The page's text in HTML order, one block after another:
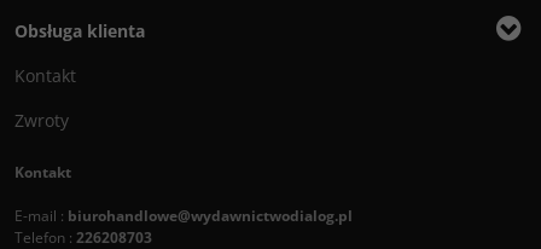
Obsługa klienta
Kontakt
Zwroty
Kontakt
E-mail : biurohandlowe@wydawnictwodialog.pl
Telefon : 226208703